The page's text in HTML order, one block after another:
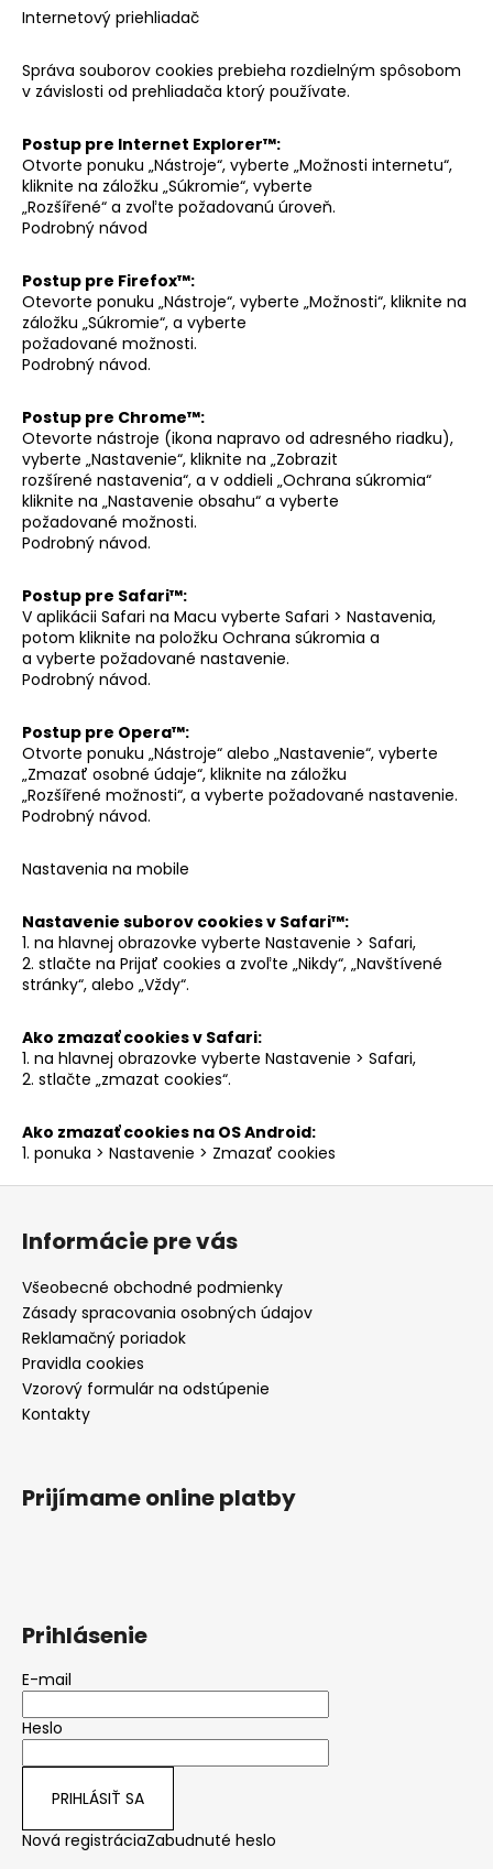
Internetový priehliadač
Správa souborov cookies prebieha rozdielným spôsobom
v závislosti od prehliadača ktorý používate.
Postup pre Internet Explorer™:
Otvorte ponuku „Nástroje“, vyberte „Možnosti internetu“,
kliknite na záložku „Súkromie“, vyberte
„Rozšířené“ a zvoľte požadovanú úroveň.
Podrobný návod
Postup pre Firefox™:
Otevorte ponuku „Nástroje“, vyberte „Možnosti“, kliknite na
záložku „Súkromie“, a vyberte
požadované možnosti.
Podrobný návod.
Postup pre Chrome™:
Otevorte nástroje (ikona napravo od adresného riadku),
vyberte „Nastavenie“, kliknite na „Zobrazit
rozšírené nastavenia“, a v oddieli „Ochrana súkromia“
kliknite na „Nastavenie obsahu“ a vyberte
požadované možnosti.
Podrobný návod.
Postup pre Safari™:
V aplikácii Safari na Macu vyberte Safari > Nastavenia,
potom kliknite na položku Ochrana súkromia a
a vyberte požadované nastavenie.
Podrobný návod.
Postup pre Opera™:
Otvorte ponuku „Nástroje“ alebo „Nastavenie“, vyberte
„Zmazať osobné údaje“, kliknite na záložku
„Rozšířené možnosti“, a vyberte požadované nastavenie.
Podrobný návod.
Nastavenia na mobile
Nastavenie suborov cookies v Safari™:
1. na hlavnej obrazovke vyberte Nastavenie > Safari,
2. stlačte na Prijať cookies a zvoľte „Nikdy“, „Navštívené
stránky“, alebo „Vždy“.
Ako zmazať cookies v Safari:
1. na hlavnej obrazovke vyberte Nastavenie > Safari,
2. stlačte „zmazat cookies“.
Ako zmazať cookies na OS Android:
1. ponuka > Nastavenie > Zmazať cookies
Z
Informácie pre vás
Všeobecné obchodné podmienky
Zásady spracovania osobných údajov
Reklamačný poriadok
Pravidla cookies
Vzorový formulár na odstúpenie
Kontakty
Prijímame online platby
Prihlásenie
E-mail
Heslo
PRIHLÁSIŤ SA
Nová registráciaZabudnuté heslo